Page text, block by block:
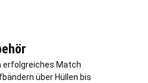
erfolgreiches Match
über Hüllen bis